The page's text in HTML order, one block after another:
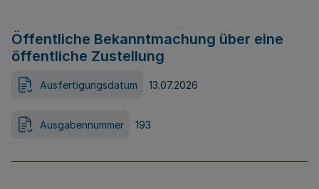
Öffentliche Bekanntmachung über eine
öffentliche Zustellung
Ausfertigungsdatum 13.07.2026
Ausgabennummer 193